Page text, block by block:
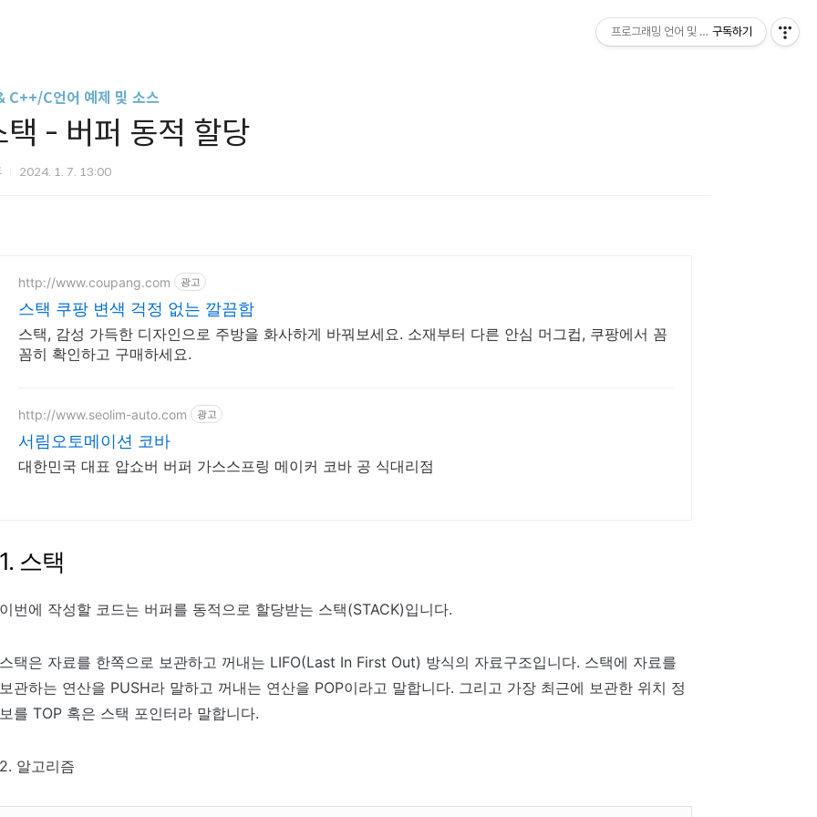
C++/C언어 예제 및 소스
택 - 버퍼 동적 할당
2024. 1. 7. 13:00
http://www.coupang.com 광고
스택 쿠팡 변색 걱정 없는 깔끔함
스택, 감성 가득한 디자인으로 주방을 화사하게 바꿔보세요. 소재부터 다른 안심 머그컵, 쿠팡에서 꼼
꼼히 확인하고 구매하세요.
http://www.seolim-auto.com 광고
서림오토메이션 코바
대한민국 대표 압쇼버 버퍼 가스스프링 메이커 코바 공 식대리점
스택
번에 작성할 코드는 버퍼를 동적으로 할당받는 스택(STACK)입니다.
택은 자료를 한쪽으로 보관하고 꺼내는 LIFO(Last In First Out) 방식의 자료구조입니다. 스택에 자료를
관하는 연산을 PUSH라 말하고 꺼내는 연산을 POP이라고 말합니다. 그리고 가장 최근에 보관한 위치 정
를 TOP 혹은 스택 포인터라 말합니다.
알고리즘
프로그래밍 언어 및 기술 [언제나휴일]
구독하기